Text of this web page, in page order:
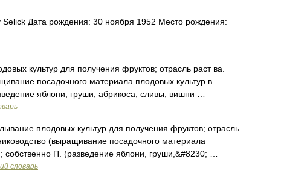
Дата рождения: 30 ноября 1952 Место рождения:
культур для получения фруктов; отрасль раст ва.
посадочного материала плодовых культур в
яблони, груши, абрикоса, сливы, вишни …
плодовых культур для получения фруктов; отрасль
(выращивание посадочного материала
собственно П. (разведение яблони, груши,&#8230; …
словарь